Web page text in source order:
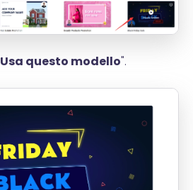
Usa questo modello".